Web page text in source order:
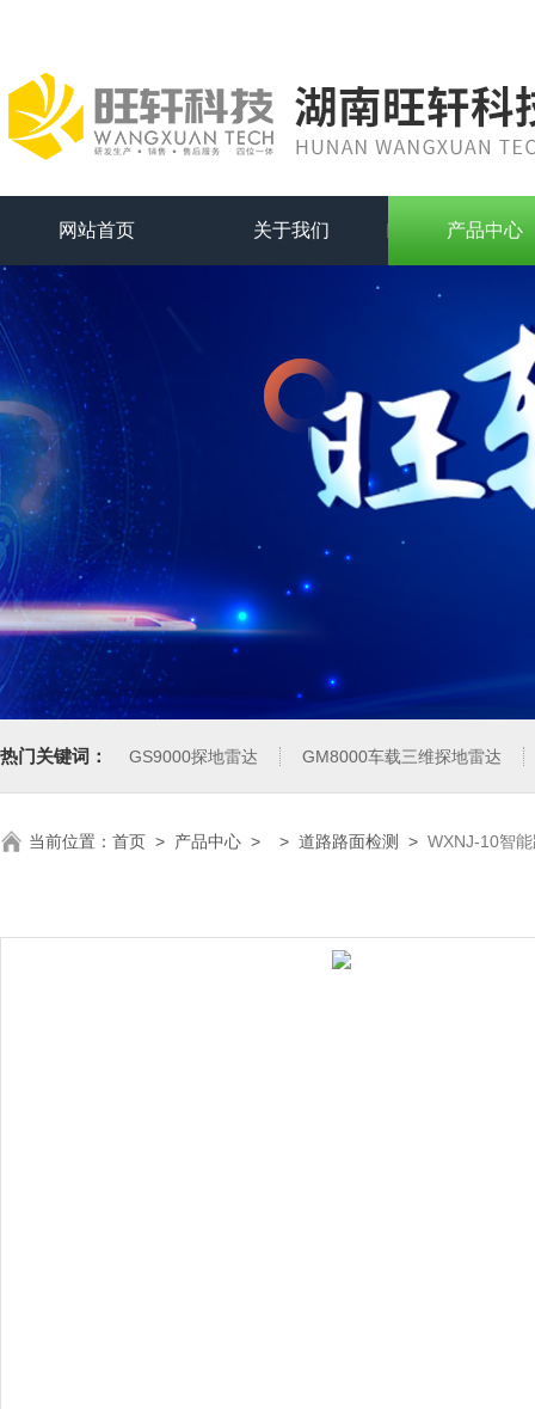
网站首页 关于我们 产品中心
热门关键词： GS9000探地雷达 GM8000车载三维探地雷达
当前位置： 首页 > 产品中心 > > 道路路面检测 > WXNJ-10智